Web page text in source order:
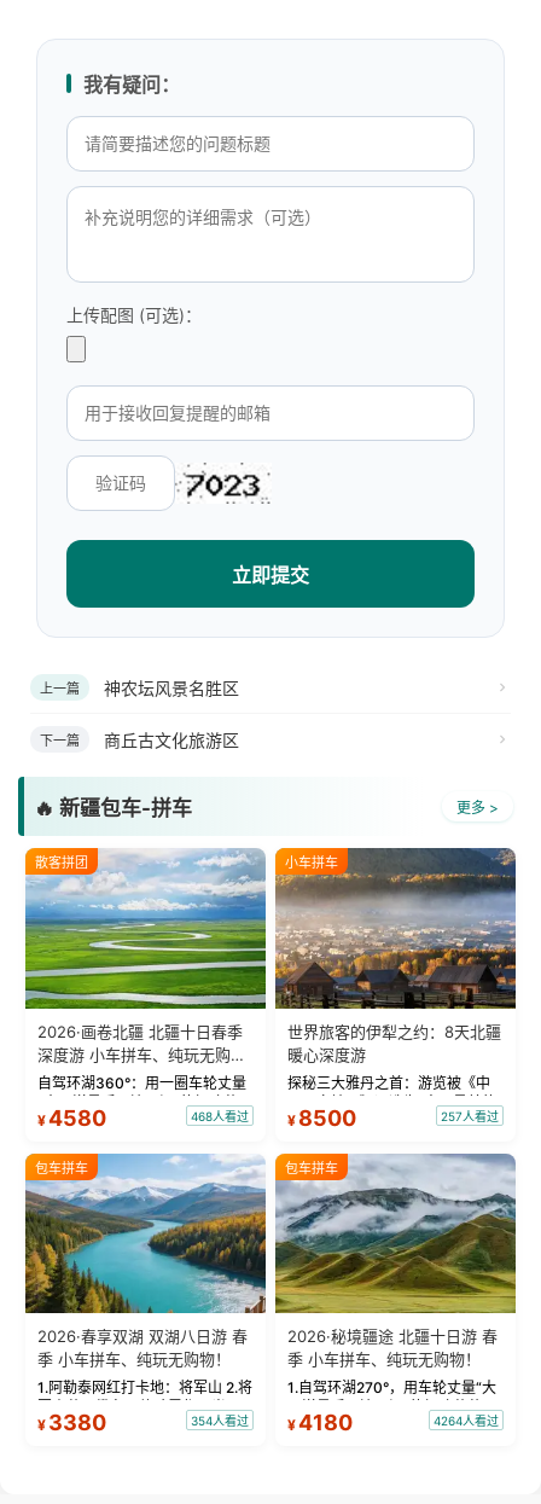
我有疑问：
上传配图 (可选)：
立即提交
上一篇 神农坛风景名胜区
下一篇 商丘古文化旅游区
🔥 新疆包车-拼车 更多 >
散客拼团
2026·画卷北疆 北疆十日春季
深度游 小车拼车、纯玩无购
物！
自驾环湖360°：用一圈车轮丈量
“大西洋最后一滴眼泪”的极致蔚
蓝。 赛湖旅拍：甄选多款风格服
绝美瞬间。 赛湖坦克300跟车视
频：专业摄影师...
¥4580 468人看过
小车拼车
世界旅客的伊犁之约：8天北疆
暖心深度游
探秘三大雅丹之首：游览被《中
国国家地理》评选为“中国最美的
三大雅丹”第一名的克拉玛依魔鬼
瓦人最大村落——禾木村，欣赏
晨雾与小木...
¥ 8500 257人看过
包车拼车
2026·春享双湖 双湖八日游 春
季 小车拼车、纯玩无购物！
1.阿勒泰网红打卡地：将军山 2.将
军山落日缆车，体验雪都风光 3.
将军山，夕阳派对，蹦迪party 4.
¥ 3380 354人看过
包车拼车
2026·秘境疆途 北疆十日游 春
季 小车拼车、纯玩无购物！
1.自驾环湖270°，用车轮丈量“大
西洋最后一滴眼泪”的极致蔚蓝，
让雪山、花海与深邃湖水在转弯
¥4180 4264人看过